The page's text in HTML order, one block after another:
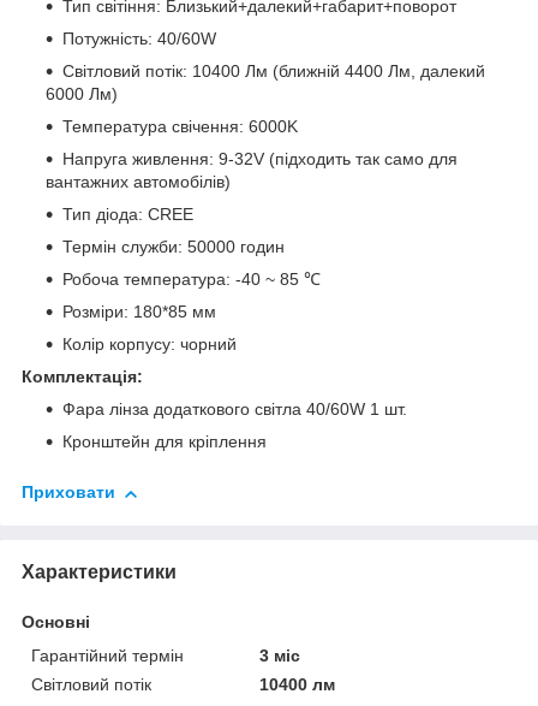
Тип світіння: Близький+далекий+габарит+поворот
Потужність: 40/60W
Світловий потік: 10400 Лм (ближній 4400 Лм, далекий
6000 Лм)
Температура свічення: 6000K
Напруга живлення: 9-32V (підходить так само для
вантажних автомобілів)
Тип діода: CREE
Термін служби: 50000 годин
Робоча температура: -40 ~ 85 ℃
Розміри: 180*85 мм
Колір корпусу: чорний
Комплектація:
Фара лінза додаткового світла 40/60W 1 шт.
Кронштейн для кріплення
Приховати
Характеристики
Основні
Гарантійний термін
3 міс
Світловий потік
10400 лм